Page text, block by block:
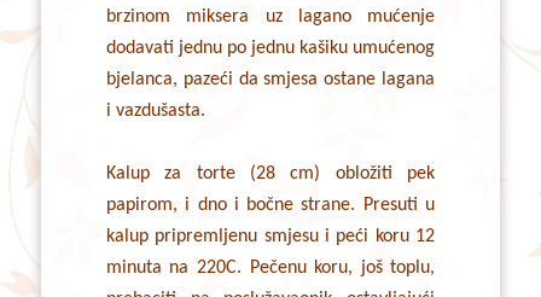
brzinom miksera uz lagano mućenje
dodavati jednu po jednu kašiku umućenog
bjelanca, pazeći da smjesa ostane lagana
i vazdušasta.
Kalup za torte (28 cm) obložiti pek
papirom, i dno i bočne strane. Presuti u
kalup pripremljenu smjesu i peći koru 12
minuta na 220C. Pečenu koru, još toplu,